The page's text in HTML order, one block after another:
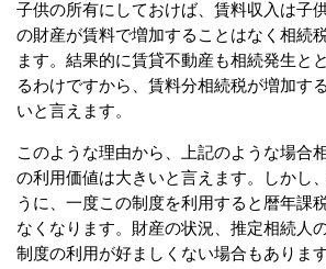
子供の所有にしておけば、賃料収入は子
の財産が賃料で増加することはなく相続
ます。結果的に賃貸不動産も相続発生と
るわけですから、賃料分相続税が増加す
いと言えます。
このような理由から、上記のような場合
の利用価値は大きいと言えます。しかし
うに、一度この制度を利用すると暦年課
なくなります。財産の状況、推定相続人
制度の利用が好ましくない場合もありま